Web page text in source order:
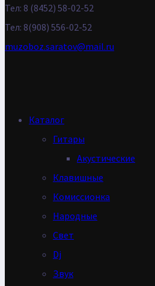
Тел: 8 (8452) 58-02-52
Тел: 8(908) 556-02-52
muzoboz.saratov@mail.ru
Каталог
Гитары
Акустические
Клавишные
Комиссионка
Народные
Свет
Dj
Звук